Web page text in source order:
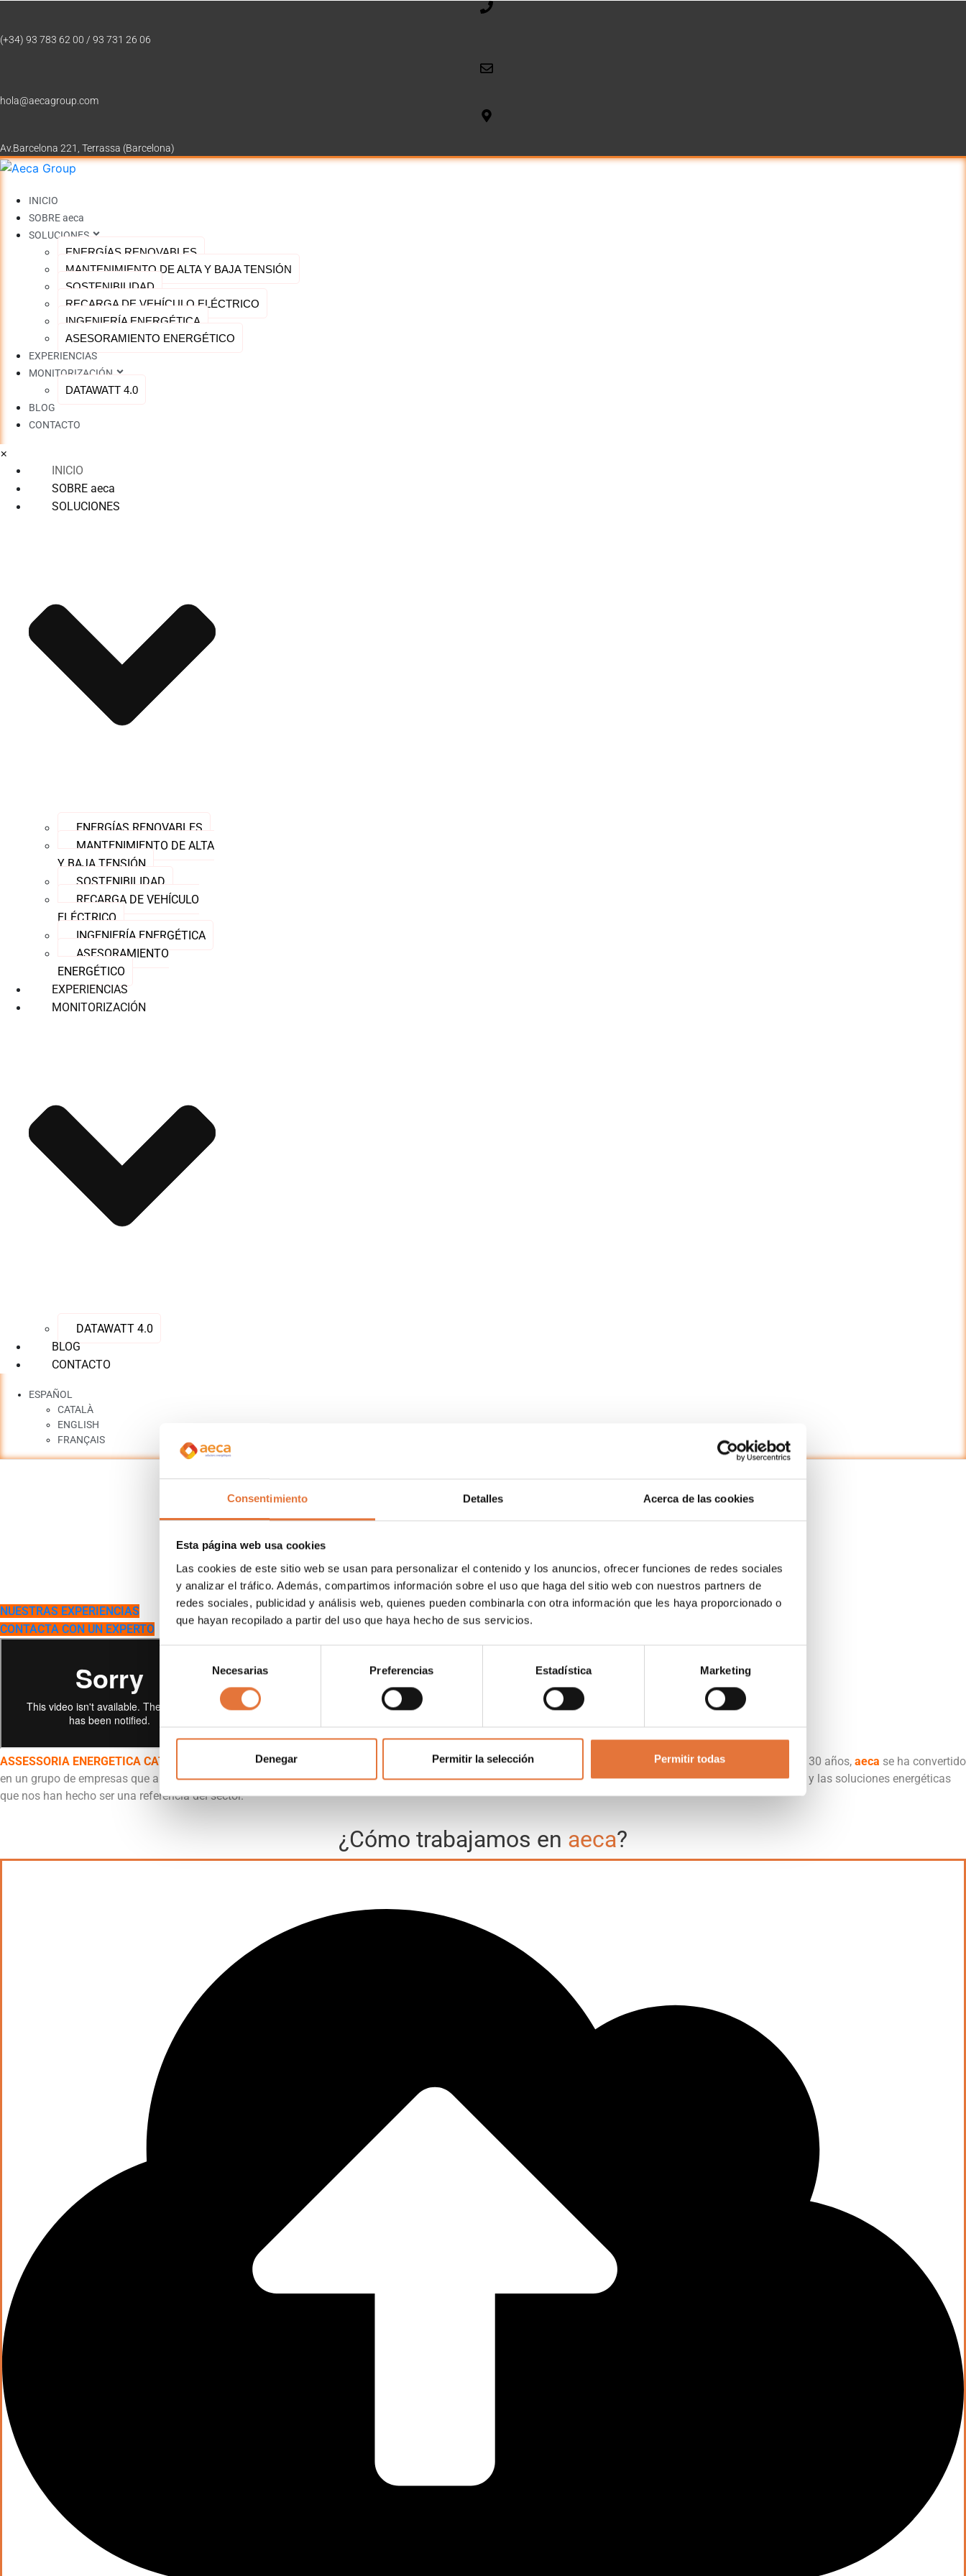
Consentimiento Detalles Acerca de las cookies
Esta página web usa cookies
Las cookies de este sitio web se usan para personalizar el contenido y los anuncios, ofrecer funciones de redes sociales
y analizar el tráfico. Además, compartimos información sobre el uso que haga del sitio web con nuestros partners de
redes sociales, publicidad y análisis web, quienes pueden combinarla con otra información que les haya proporcionado o
que hayan recopilado a partir del uso que haya hecho de sus servicios.
consentimiento
Necesarias Preferencias Estadística Marketing
Denegar Permitir la selección Permitir todas
(+34) 93 783 62 00 / 93 731 26 06
hola@aecagroup.com
Av.Barcelona 221, Terrassa (Barcelona)
INICIO
SOBRE aeca
SOLUCIONES
ENERGÍAS RENOVABLES
MANTENIMIENTO DE ALTA Y BAJA TENSIÓN
SOSTENIBILIDAD
RECARGA DE VEHÍCULO ELÉCTRICO
INGENIERÍA ENERGÉTICA
ASESORAMIENTO ENERGÉTICO
EXPERIENCIAS
MONITORIZACIÓN
DATAWATT 4.0
BLOG
CONTACTO
×
INICIO
SOBRE aeca
SOLUCIONES
ENERGÍAS RENOVABLES
MANTENIMIENTO DE ALTA
Y BAJA TENSIÓN
SOSTENIBILIDAD
RECARGA DE VEHÍCULO
ELÉCTRICO
INGENIERÍA ENERGÉTICA
ASESORAMIENTO
ENERGÉTICO
EXPERIENCIAS
MONITORIZACIÓN
DATAWATT 4.0
BLOG
CONTACTO
ESPAÑOL
CATALÀ
ENGLISH
FRANÇAIS
EXPERTOS EN ENERGÍA
Somos una empresa líder en soluciones energéticas personalizadas para cada cliente
NUESTRAS EXPERIENCIAS
CONTACTA CON UN EXPERTO
ASSESSORIA ENERGETICA CATALANA, S.L , como empresa matriz, fue fundada en 1994 como una Ingeniería Eléctrica de Alta Tensión. Transcurridos más de 30 años, aeca se ha convertido
en un grupo de empresas que aportan soluciones energéticas de alto valor añadido, por eso queremos reforzar nuestra imagen de marcaaecacon los servicios y las soluciones energéticas
que nos han hecho ser una referencia del sector.
¿Cómo trabajamos en aeca?